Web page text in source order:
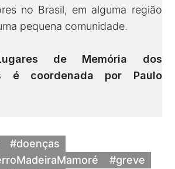
no Brasil, em alguma região
pequena comunidade.
de Memória dos
é coordenada por Paulo
#doenças
#greve